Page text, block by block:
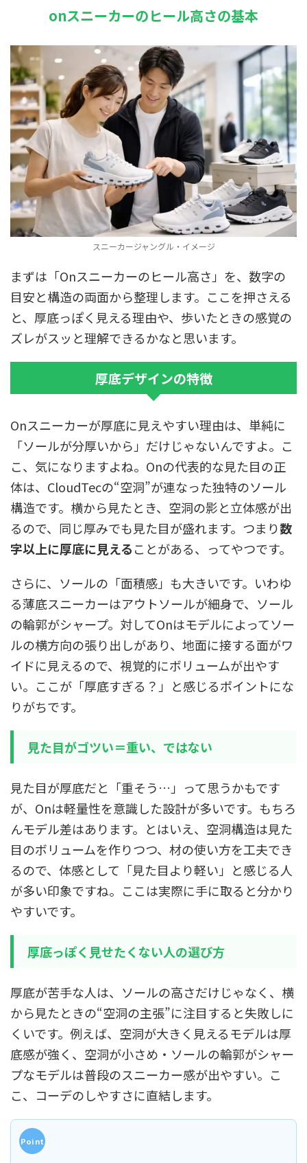
onスニーカーのヒール高さの基本
スニーカージャングル・イメージ
まずは「Onスニーカーのヒール高さ」を、数字の
目安と構造の両面から整理します。ここを押さえる
と、厚底っぽく見える理由や、歩いたときの感覚の
ズレがスッと理解できるかなと思います。
厚底デザインの特徴
Onスニーカーが厚底に見えやすい理由は、単純に
「ソールが分厚いから」だけじゃないんですよ。こ
こ、気になりますよね。Onの代表的な見た目の正
体は、CloudTecの“空洞”が連なった独特のソール
構造です。横から見たとき、空洞の影と立体感が出
るので、同じ厚みでも見た目が盛れます。つまり数
字以上に厚底に見えることがある、ってやつです。
さらに、ソールの「面積感」も大きいです。いわゆ
る薄底スニーカーはアウトソールが細身で、ソール
の輪郭がシャープ。対してOnはモデルによってソー
ルの横方向の張り出しがあり、地面に接する面がワ
イドに見えるので、視覚的にボリュームが出やす
い。ここが「厚底すぎる？」と感じるポイントにな
りがちです。
見た目がゴツい＝重い、ではない
見た目が厚底だと「重そう…」って思うかもです
が、Onは軽量性を意識した設計が多いです。もちろ
んモデル差はあります。とはいえ、空洞構造は見た
目のボリュームを作りつつ、材の使い方を工夫でき
るので、体感として「見た目より軽い」と感じる人
が多い印象ですね。ここは実際に手に取ると分かり
やすいです。
厚底っぽく見せたくない人の選び方
厚底が苦手な人は、ソールの高さだけじゃなく、横
から見たときの“空洞の主張”に注目すると失敗しに
くいです。例えば、空洞が大きく見えるモデルは厚
底感が強く、空洞が小さめ・ソールの輪郭がシャー
プなモデルは普段のスニーカー感が出やすい。こ
こ、コーデのしやすさに直結します。